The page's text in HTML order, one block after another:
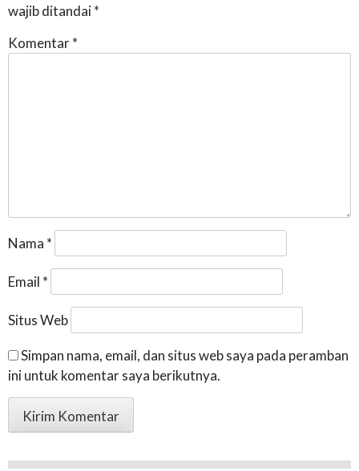
wajib ditandai*
Komentar*
Nama *
Email *
Situs Web
Simpan nama, email, dan situs web saya pada peramban
ini untuk komentar saya berikutnya.